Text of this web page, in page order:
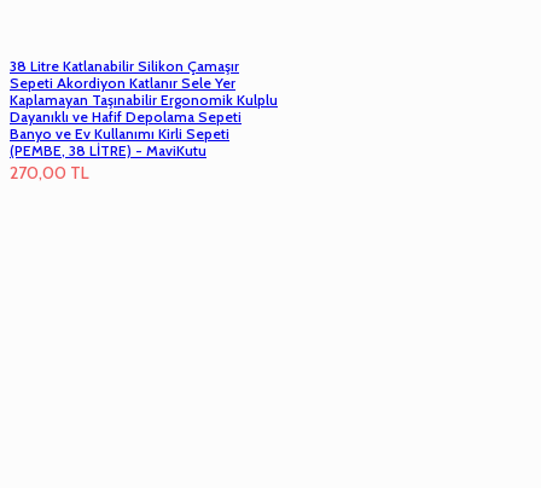
38 Litre Katlanabilir Silikon Çamaşır
Sepeti Akordiyon Katlanır Sele Yer
Kaplamayan Taşınabilir Ergonomik Kulplu
Dayanıklı ve Hafif Depolama Sepeti
Banyo ve Ev Kullanımı Kirli Sepeti
(PEMBE, 38 LİTRE) - MaviKutu
270,00 TL